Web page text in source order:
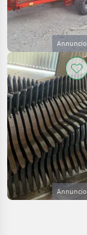
Annuncio
Annuncio